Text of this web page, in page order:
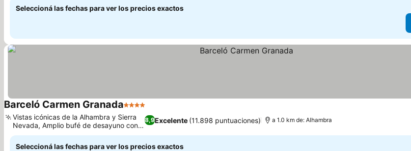
Seleccioná las fechas para ver los precios exactos
Barceló Carmen Granada4 Estrellas
8,9Excelente (11.898 puntuaciones)
Vistas icónicas de la Alhambra y Sierra
Nevada, Amplio bufé de desayuno con
cocina en vivo
a 1.0 km de: Alhambra
Seleccioná las fechas para ver los precios exactos